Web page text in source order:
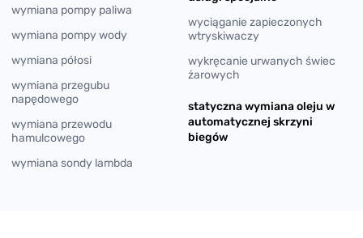
wymiana pompy paliwa
wymiana pompy wody
wymiana półosi
wymiana przegubu
napędowego
wymiana przewodu
hamulcowego
wymiana sondy lambda
wyciąganie zapieczonych
wtryskiwaczy
wykręcanie urwanych świec
żarowych
statyczna wymiana oleju w
automatycznej skrzyni
biegów